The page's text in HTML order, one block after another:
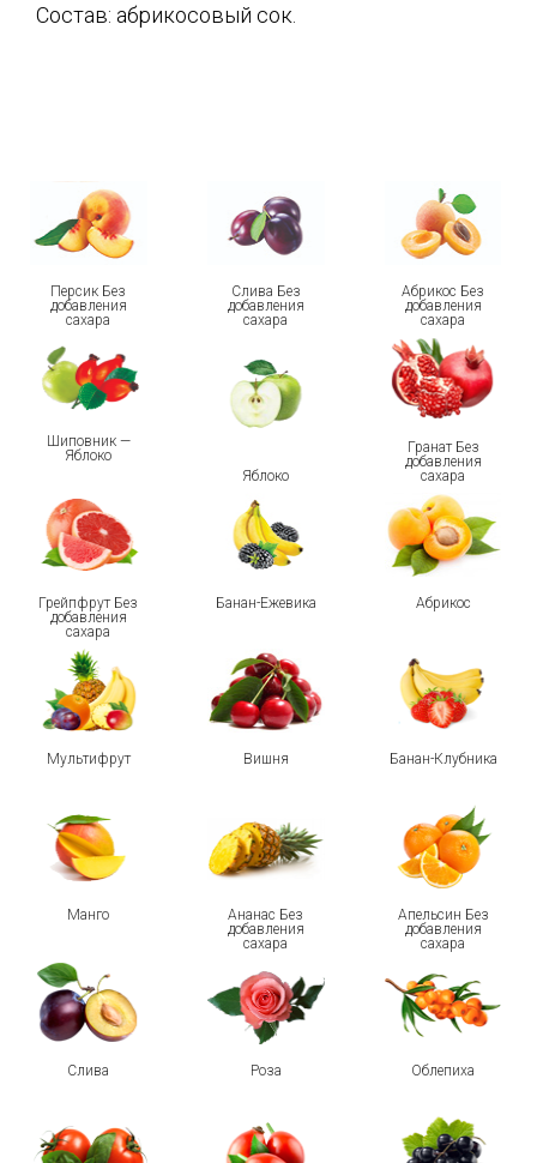
Состав: абрикосовый сок.
Персик Без
добавления
сахара
Слива Без
добавления
сахара
Абрикос Без
добавления
сахара
Шиповник —
Яблоко
Яблоко
Гранат Без
добавления
сахара
Грейпфрут Без
добавления
сахара
Банан-Ежевика Абрикос
Мультифрут Вишня Банан-Клубника
Манго
Ананас Без
добавления
сахара
Апельсин Без
добавления
сахара
Слива Роза Облепиха